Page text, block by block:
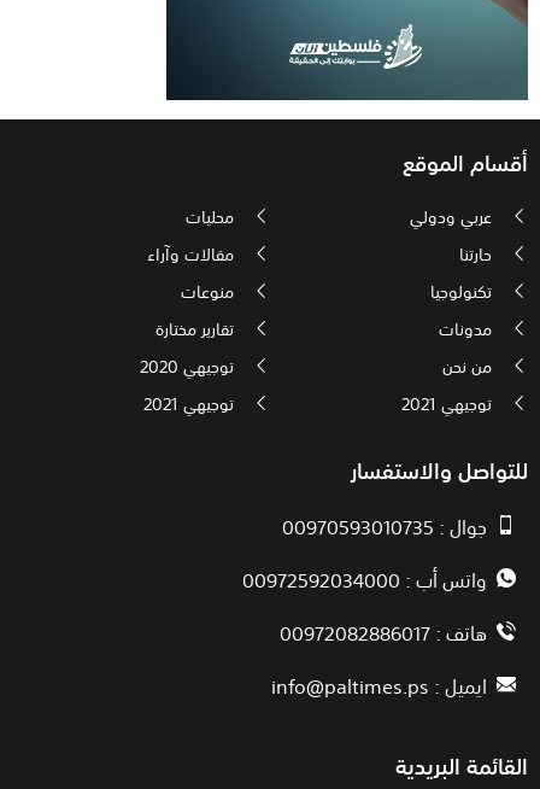
أقسام الموقع
عربي ودولي
محليات
حارتنا
مقالات وآراء
تكنولوجيا
منوعات
مدونات
تقارير مختارة
من نحن
توجيهي 2020
توجيهي 2021
توجيهي 2021
للتواصل والاستفسار
جوال : 00970593010735
واتس أب : 00972592034000
هاتف : 00972082886017
ايميل :info@paltimes.ps
القائمة البريدية